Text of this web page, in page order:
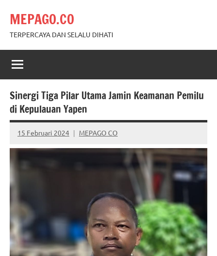
content
MEPAGO.CO
TERPERCAYA DAN SELALU DIHATI
Sinergi Tiga Pilar Utama Jamin Keamanan Pemilu
di Kepulauan Yapen
15 Februari 2024 MEPAGO CO
No
comments